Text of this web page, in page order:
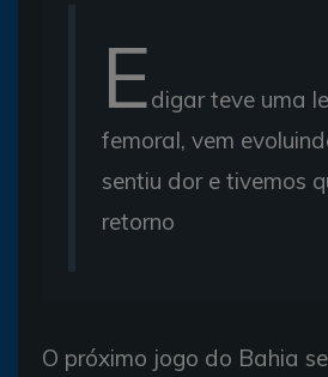
Edigar teve uma
femoral, vem
sentiu dor e tivemos
retorno
O próximo jogo do Bahia